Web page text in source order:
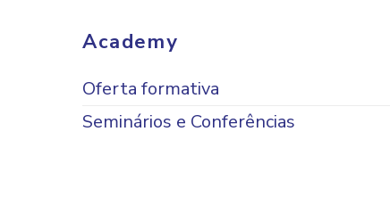
Academy
Oferta formativa
Seminários e Conferências